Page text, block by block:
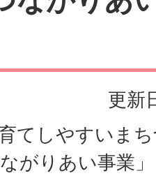
更新
てしやすいま
がりあい事業